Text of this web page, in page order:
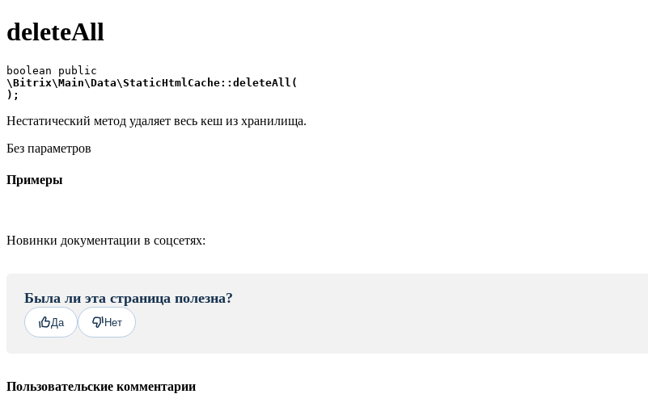
deleteAll
\Bitrix\Main\Data\StaticHtmlCache::deleteAll(
);
Нестатический метод удаляет весь кеш из хранилища.
Без параметров
Примеры
Новинки документации в соцсетях:
Была ли эта страница полезна?
Да Нет
Пользовательские комментарии